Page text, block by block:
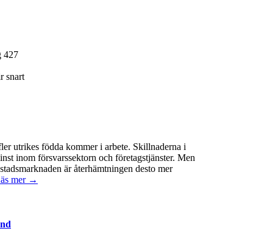
427
snart
utrikes födda kommer i arbete. Skillnaderna i
inom försvarssektorn och företagstjänster. Men
är återhämtningen desto mer
mer →